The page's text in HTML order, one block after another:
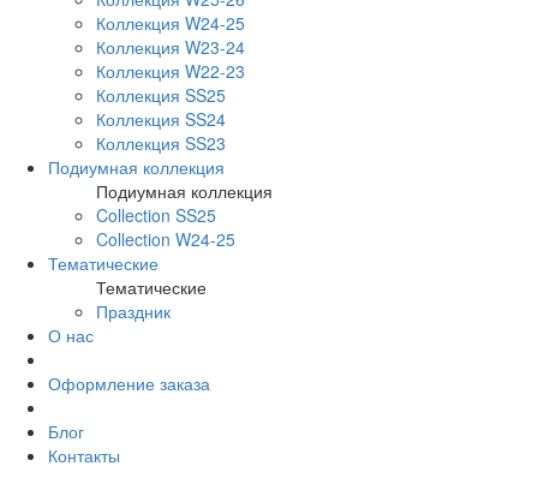
Коллекция W24-25
Коллекция W23-24
Коллекция W22-23
Коллекция SS25
Коллекция SS24
Коллекция SS23
Подиумная коллекция
Подиумная коллекция
Collection SS25
Collection W24-25
Тематические
Тематические
Праздник
О нас
Оформление заказа
Блог
Контакты